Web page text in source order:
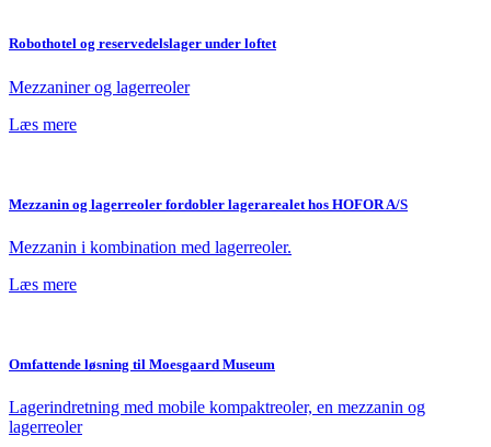
Robothotel og reservedelslager under loftet
Mezzaniner og lagerreoler
Læs mere
Mezzanin og lagerreoler fordobler lagerarealet hos HOFOR A/S
Mezzanin i kombination med lagerreoler.
Læs mere
Omfattende løsning til Moesgaard Museum
Lagerindretning med mobile kompaktreoler, en mezzanin og
lagerreoler